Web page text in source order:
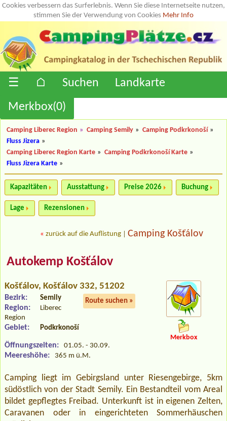
Cookies verbessern das Surferlebnis. Wenn Sie diese Internetseite nutzen,
stimmen Sie der Verwendung von Cookies Mehr Info
☰ ⌂ Suchen
Landkarte
Merkbox(0)
Camping Liberec Region » Camping Semily » Camping Podkrkonoší »
Fluss Jizera »
Camping Liberec Region Karte » Camping Podkrkonoší Karte »
Fluss Jizera Karte »
Kapazitäten Ausstattung Preise 2026 Buchung
Lage Rezensionen
« zurück auf die Auflistung Camping Košťálov
Autokemp Košťálov
Košťálov, Košťálov 332, 51202
Route suchen »
Bezirk: Semily
Region:
Liberec
Region
Gebiet: Podkrkonoší
Öffnungszeiten: 01.05. - 30.09.
Meereshöhe: 365 m ü.M.
Merkbox
Camping liegt im Gebirgsland unter Riesengebirge, 5km
südöstlich von der Stadt Semily. Ein Bestandteil vom Areal
bildet gepflegtes Freibad. Unterkunft ist in eigenen Zelten,
Caravanen oder in eingerichteten Sommerhäuschen